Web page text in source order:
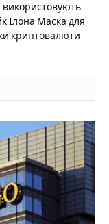
використовують
Ілона Маска для
криптовалюти